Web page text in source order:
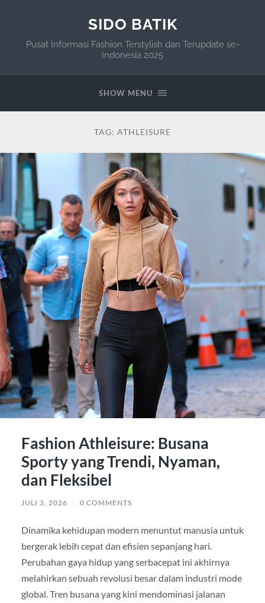
SIDO BATIK
Pusat Informasi Fashion Terstylish dan Terupdate se-
Indonesia 2025
SHOW MENU
TAG: ATHLEISURE
Fashion Athleisure: Busana
Sporty yang Trendi, Nyaman,
dan Fleksibel
JULI 3, 2026 / 0 COMMENTS
Dinamika kehidupan modern menuntut manusia untuk
bergerak lebih cepat dan efisien sepanjang hari.
Perubahan gaya hidup yang serbacepat ini akhirnya
melahirkan sebuah revolusi besar dalam industri mode
global. Tren busana yang kini mendominasi jalanan